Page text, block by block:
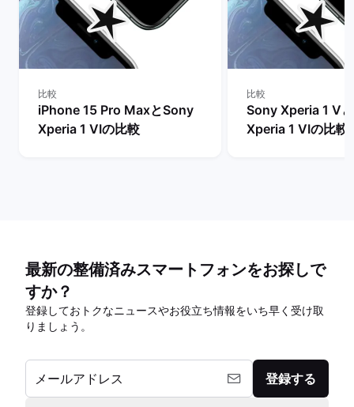
比較
iPhone 15 Pro MaxとSony
Xperia 1 VIの比較
比較
Sony Xperia 1 V
Xperia 1 VIの比較
最新の整備済みスマートフォンをお探しで
すか？
登録しておトクなニュースやお役立ち情報をいち早く受け取
りましょう。
メールアドレス 登録する